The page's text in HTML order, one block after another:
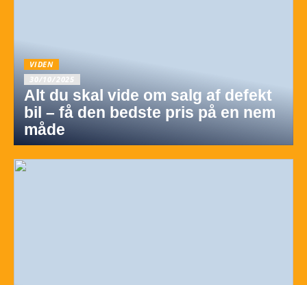
VIDEN
30/10/2025
Alt du skal vide om salg af defekt
bil – få den bedste pris på en nem
måde